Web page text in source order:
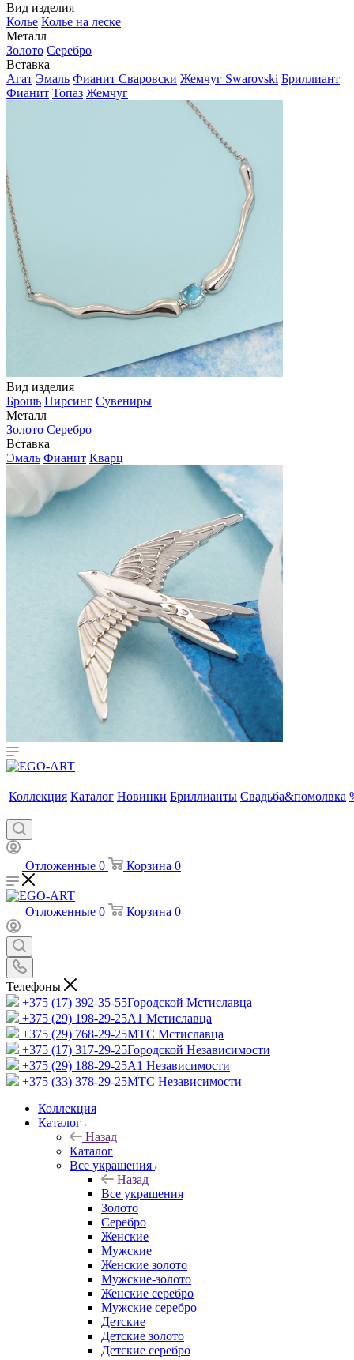
Вид изделия
Колье Колье на леске
Металл
Золото Серебро
Вставка
Агат Эмаль Фианит Сваровски Жемчуг Swarovski Бриллиант
Фианит Топаз Жемчуг
Вид изделия
Брошь Пирсинг Сувениры
Металл
Золото Серебро
Вставка
Эмаль Фианит Кварц
Коллекция Каталог Новинки Бриллианты Свадьба&помолвка
Отложенные 0 Корзина 0
Отложенные 0 Корзина 0
Телефоны
+375 (17) 392-35-55Городской Мстиславца
+375 (29) 198-29-25A1 Мстиславца
+375 (29) 768-29-25МТС Мстиславца
+375 (17) 317-29-25Городской Независимости
+375 (29) 188-29-25A1 Независимости
+375 (33) 378-29-25МТС Независимости
Коллекция
Каталог
Назад
Каталог
Все украшения
Назад
Все украшения
Золото
Серебро
Женские
Мужские
Женские золото
Мужские-золото
Женские серебро
Мужские серебро
Детские
Детские золото
Детские серебро